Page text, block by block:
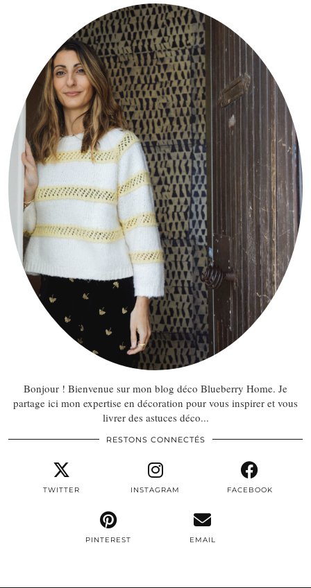
Bonjour ! Bienvenue sur mon blog déco Blueberry Home. Je
partage ici mon expertise en décoration pour vous inspirer et vous
livrer des astuces déco...
RESTONS CONNECTÉS
TWITTER INSTAGRAM FACEBOOK
PINTEREST EMAIL